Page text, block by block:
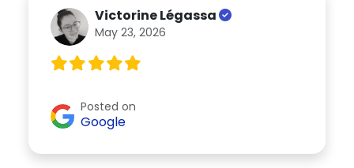
Victorine Légassa
May 23, 2026
Posted on
Google